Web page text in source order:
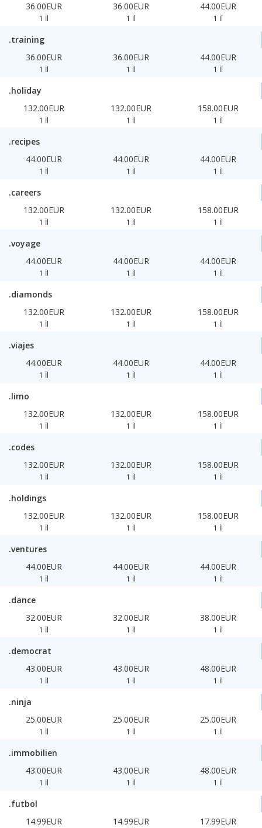
36.00EUR
1 İl
36.00EUR
1 İl
44.00EUR
1 İl
.training
36.00EUR
1 İl
36.00EUR
1 İl
44.00EUR
1 İl
.holiday
132.00EUR
1 İl
132.00EUR
1 İl
158.00EUR
1 İl
.recipes
44.00EUR
1 İl
44.00EUR
1 İl
44.00EUR
1 İl
.careers
132.00EUR
1 İl
132.00EUR
1 İl
158.00EUR
1 İl
.voyage
44.00EUR
1 İl
44.00EUR
1 İl
44.00EUR
1 İl
.diamonds
132.00EUR
1 İl
132.00EUR
1 İl
158.00EUR
1 İl
.viajes
44.00EUR
1 İl
44.00EUR
1 İl
44.00EUR
1 İl
.limo
132.00EUR
1 İl
132.00EUR
1 İl
158.00EUR
1 İl
.codes
132.00EUR
1 İl
132.00EUR
1 İl
158.00EUR
1 İl
.holdings
132.00EUR
1 İl
132.00EUR
1 İl
158.00EUR
1 İl
.ventures
44.00EUR
1 İl
44.00EUR
1 İl
44.00EUR
1 İl
.dance
32.00EUR
1 İl
32.00EUR
1 İl
38.00EUR
1 İl
.democrat
43.00EUR
1 İl
43.00EUR
1 İl
48.00EUR
1 İl
.ninja
25.00EUR
1 İl
25.00EUR
1 İl
25.00EUR
1 İl
.immobilien
43.00EUR
1 İl
43.00EUR
1 İl
48.00EUR
1 İl
.futbol
14.99EUR
14.99EUR 17.99EUR